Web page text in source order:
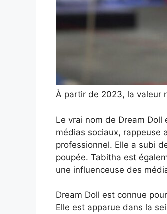
À partir de 2023, la valeur
Le vrai nom de Dream
médias sociaux, rappeuse
professionnel. Elle a subi
poupée. Tabitha est
une influenceuse des
Dream Doll est connue
Elle est apparue dans la